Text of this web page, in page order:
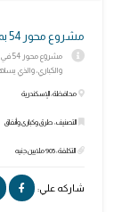
مشروع محور 54 بميناء الإسكندرية
والكباري، والذي
محافظة: الإسكندرية
التصنيف: طرق وكبارى وأنفاق
التكلفة: 905 ملايين جنيه
شاركه علي: